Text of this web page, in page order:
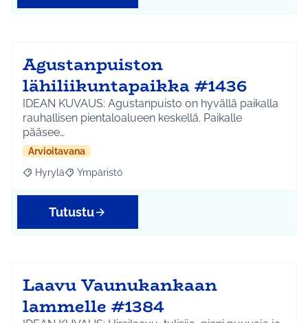
Agustanpuiston
lähiliikuntapaikka #1436
IDEAN KUVAUS: Agustanpuisto on hyvällä paikalla
rauhallisen pientaloalueen keskellä. Paikalle
pääsee…
Arvioitavana
Rajaa tulokset aihepiirin mukaan: Hyrylä
Hyrylä Rajaa tulokset teeman mukaan: Ympäristö
Ympäristö
Tutustu
Laavu Vaunukankaan
lammelle #1384